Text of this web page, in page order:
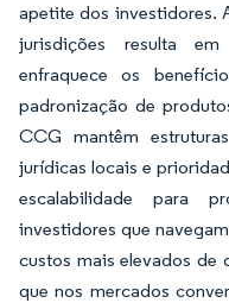
apetite dos investidores.
jurisdições resulta
enfraquece os
padronização de
CCG mantêm
jurídicas locais e
escalabilidade para
investidores que
custos mais elevados de
que nos mercados